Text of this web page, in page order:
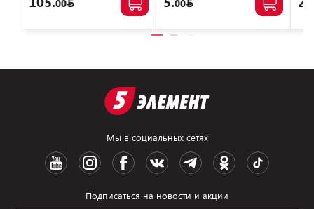
00 00
Мы в социальных сетях
Подписаться на новости и акции